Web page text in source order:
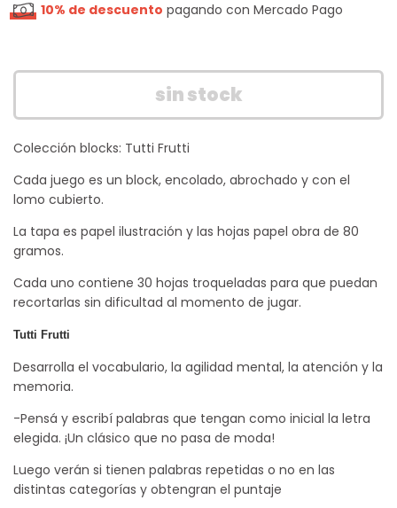
10% de descuento pagando con Mercado Pago
Colección blocks: Tutti Frutti
Cada juego es un block, encolado, abrochado y con el
lomo cubierto.
La tapa es papel ilustración y las hojas papel obra de 80
gramos.
Cada uno contiene 30 hojas troqueladas para que puedan
recortarlas sin dificultad al momento de jugar.
Tutti Frutti
Desarrolla el vocabulario, la agilidad mental, la atención y la
memoria.
-Pensá y escribí palabras que tengan como inicial la letra
elegida. ¡Un clásico que no pasa de moda!
Luego verán si tienen palabras repetidas o no en las
distintas categorías y obtengran el puntaje